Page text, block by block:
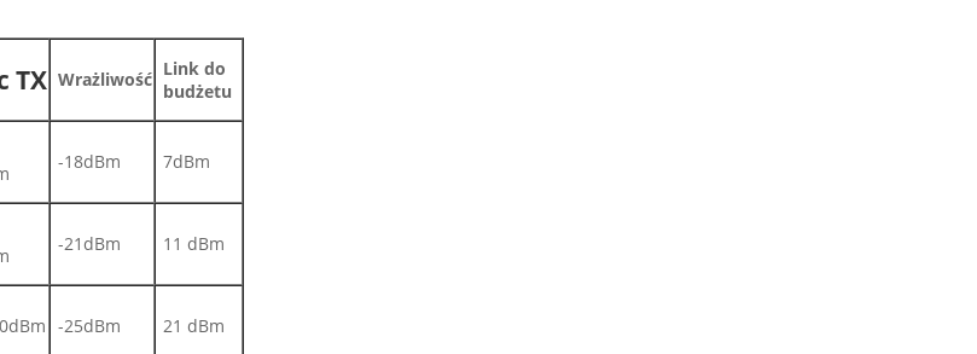
TX Wrażliwość Link do
budżetu
-18dBm 7dBm
-21dBm 11 dBm
-25dBm 21 dBm